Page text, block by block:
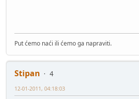
Put ćemo naći ili ćemo ga napraviti.
Stipan
4
12-01-2011, 04:18:03